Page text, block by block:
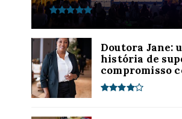
Doutora Jane:
história de
compromisso